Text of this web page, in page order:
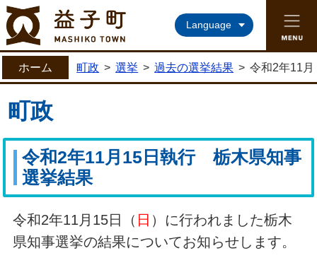
益子町ホームページ
Language
ホーム 町政 > 選挙 > 過去の選挙結果 > 令和2年11
町政
令和2年11月15日執行 栃木県知事
選挙結果
令和2年11月15日（ 日 ）に行われました栃木
県知事選挙の結果についてお知らせします。